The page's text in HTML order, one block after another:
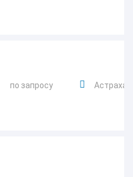
по запросу